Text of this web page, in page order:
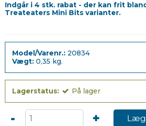
Indgår i 4 stk. rabat - der kan frit
Treateaters Mini Bits varianter.
Model/Varenr.: 20834
Vægt: 0,35 kg.
Lagerstatus: På lager
- + Læg